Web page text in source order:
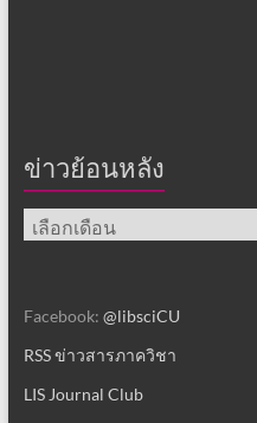
ข่าวย้อนหลัง
ข่าว
ย้อน
Facebook: @libsciCU
RSS ข่าวสารภาควิชา
LIS Journal Club